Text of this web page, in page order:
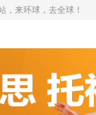
，来环球，去全球！